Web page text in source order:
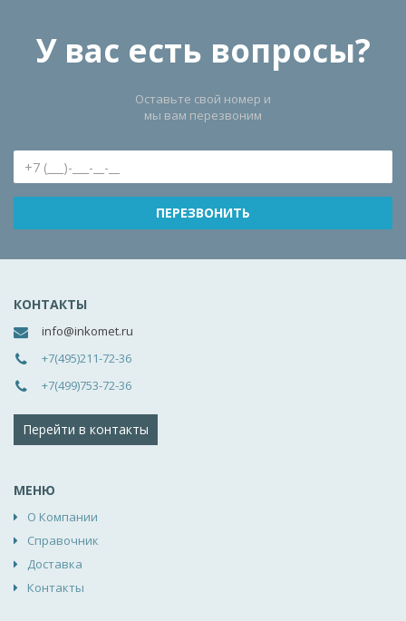
У вас есть вопросы?
Оставьте свой номер и
мы вам перезвоним
КОНТАКТЫ
info@inkomet.ru
+7(495)211-72-36
+7(499)753-72-36
Перейти в контакты
МЕНЮ
О Компании
Справочник
Доставка
Контакты